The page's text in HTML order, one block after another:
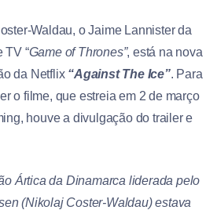
Waldau, o Jaime Lannister da
TV “Game of Thrones”, está na nova
da Netflix “Against The Ice”. Para
o filme, que estreia em 2 de março
houve a divulgação do trailer e
Ártica da Dinamarca liderada pelo
(Nikolaj Coster-Waldau) estava